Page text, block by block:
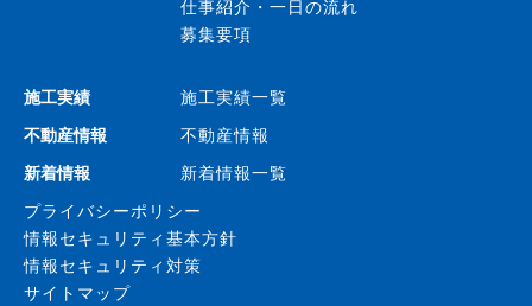
仕事紹介・一日の流れ
募集要項
施工実績
施工実績一覧
不動産情報
不動産情報
新着情報
新着情報一覧
プライバシーポリシー
情報セキュリティ基本方針
情報セキュリティ対策
サイトマップ